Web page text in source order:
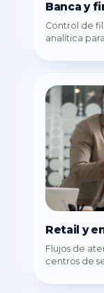
Banca y
Control de
analítica
Retail y
Flujos de
centros de